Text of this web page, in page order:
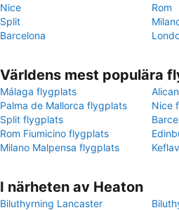
Nice
Rom
Split
Barcelona
Världens mest populära
Málaga flygplats
Palma de Mallorca flygplats
Nice
Split flygplats
Rom Fiumicino flygplats
Milano Malpensa flygplats
I närheten av Heaton
Biluthyrning Lancaster